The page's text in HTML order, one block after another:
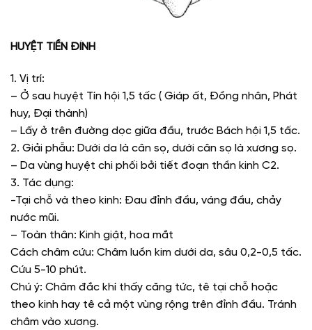
HUYỆT TIỀN ĐÍNH
1. Vị trí:
– Ở sau huyệt Tín hội 1,5 tấc ( Giáp ất, Đồng nhân, Phát
huy, Đại thành)
– Lấy ở trên đường dọc giữa đầu, trước Bách hội 1,5 tấc.
2. Giải phẫu: Dưới da là cân sọ, dưới cân sọ là xương sọ.
– Da vùng huyệt chi phối bởi tiết đoạn thần kinh C2.
3. Tác dụng:
-Tại chỗ và theo kinh: Đau đỉnh đầu, váng đầu, chảy
nước mũi.
– Toàn thân: Kinh giật, hoa mắt
Cách châm cứu: Châm luồn kim dưới da, sâu 0,2-0,5 tấc.
Cứu 5-10 phút.
Chú ý: Châm đắc khí thấy căng tức, tê tại chỗ hoặc
theo kinh hay tê cả một vùng rộng trên đỉnh đầu. Tránh
châm vào xương.